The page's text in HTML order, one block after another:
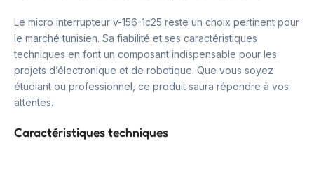
Le micro interrupteur v-156-1c25 reste un choix pertinent pour
le marché tunisien. Sa fiabilité et ses caractéristiques
techniques en font un composant indispensable pour les
projets d’électronique et de robotique. Que vous soyez
étudiant ou professionnel, ce produit saura répondre à vos
attentes.
Caractéristiques techniques